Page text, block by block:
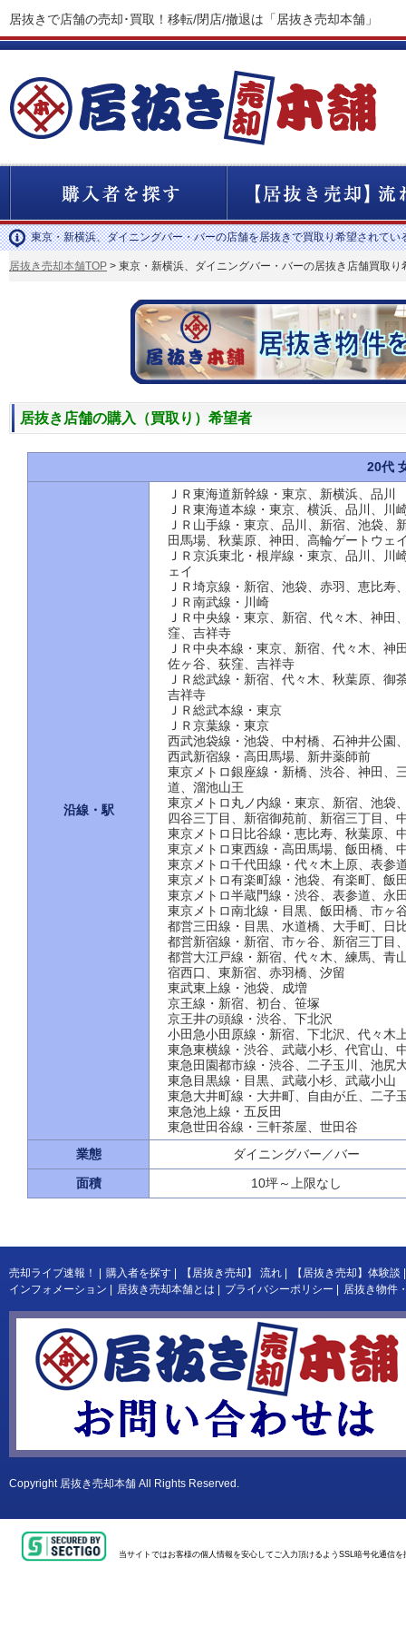
居抜きで店舗の売却･買取！移転/閉店/撤退は「居抜き売却本舗」
東京・新横浜、ダイニングバー・バーの店舗を居抜きで買取り希望されてい
居抜き売却本舗TOP > 東京・新横浜、ダイニングバー・バーの居抜き店舗買取り
居抜き店舗の購入（買取り）希望者
20代
沿線・駅
ＪＲ東海道新幹線・東京、新横浜、品川
ＪＲ東海道本線・東京、横浜、品川、川
ＪＲ山手線・東京、品川、新宿、池袋
田馬場、秋葉原、神田、高輪ゲートウェ
ＪＲ京浜東北・根岸線・東京、品川、
ェイ
ＪＲ埼京線・新宿、池袋、赤羽、恵比寿
ＪＲ南武線・川崎
ＪＲ中央線・東京、新宿、代々木、神
窪、吉祥寺
ＪＲ中央本線・東京、新宿、代々木、
佐ヶ谷、荻窪、吉祥寺
ＪＲ総武線・新宿、代々木、秋葉原、
吉祥寺
ＪＲ総武本線・東京
ＪＲ京葉線・東京
西武池袋線・池袋、中村橋、石神井公園
西武新宿線・高田馬場、新井薬師前
東京メトロ銀座線・新橋、渋谷、神田、
道、溜池山王
東京メトロ丸ノ内線・東京、新宿、池袋
四谷三丁目、新宿御苑前、新宿三丁目、
東京メトロ日比谷線・恵比寿、秋葉原、
東京メトロ東西線・高田馬場、飯田橋、
東京メトロ千代田線・代々木上原、表参
東京メトロ有楽町線・池袋、有楽町、飯
東京メトロ半蔵門線・渋谷、表参道、永
東京メトロ南北線・目黒、飯田橋、市ヶ
都営三田線・目黒、水道橋、大手町、日
都営新宿線・新宿、市ヶ谷、新宿三丁目
都営大江戸線・新宿、代々木、練馬、青
宿西口、東新宿、赤羽橋、汐留
東武東上線・池袋、成増
京王線・新宿、初台、笹塚
京王井の頭線・渋谷、下北沢
小田急小田原線・新宿、下北沢、代々木
東急東横線・渋谷、武蔵小杉、代官山、
東急田園都市線・渋谷、二子玉川、池尻
東急目黒線・目黒、武蔵小杉、武蔵小山
東急大井町線・大井町、自由が丘、二子
東急池上線・五反田
東急世田谷線・三軒茶屋、世田谷
業態
ダイニングバー／バー
面積
10坪～上限なし
売却ライブ速報！ 購入者を探す 【居抜き売却】 流れ 【居抜き売却】体験談
インフォメーション
居抜き売却本舗とは プライバシーポリシー 居抜き物件
Copyright 居抜き売却本舗 All Rights Reserved.
当サイトではお客様の個人情報を安心してご入力頂けるようSSL暗号化通信